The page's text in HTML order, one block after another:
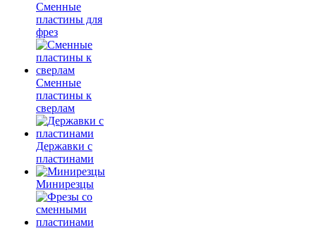
Сменные
пластины для
фрез
Сменные
пластины к
сверлам
Державки с
пластинами
Минирезцы